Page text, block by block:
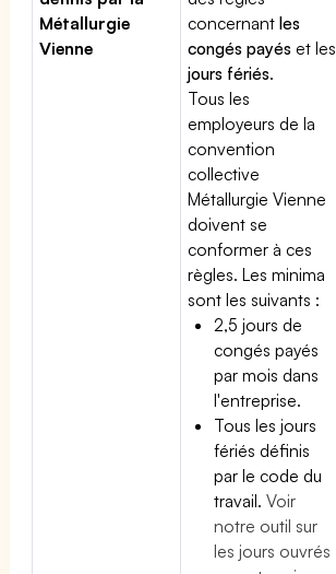
Métallurgie
Vienne
concernantles
congés payés et les
jours fériés.
Tous les
employeurs de la
convention
collective
Métallurgie Vienne
doivent se
conformer à ces
règles. Les minima
sont les suivants :
2,5 jours de
congés payés
par mois dans
l'entreprise.
Tous les jours
fériés définis
par le code du
travail.Voir
notre outil sur
les jours ouvrés